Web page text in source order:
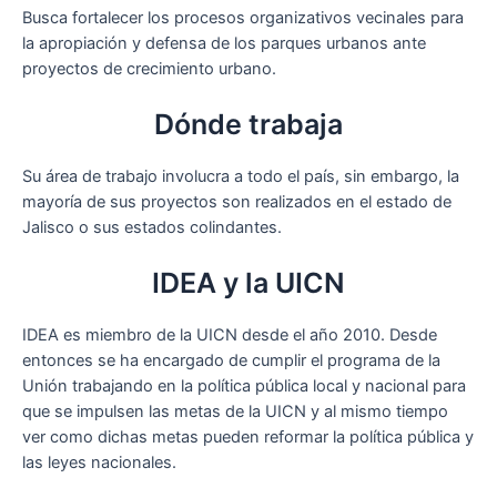
Busca fortalecer los procesos organizativos vecinales para
la apropiación y defensa de los parques urbanos ante
proyectos de crecimiento urbano.
Dónde trabaja
Su área de trabajo involucra a todo el país, sin embargo, la
mayoría de sus proyectos son realizados en el estado de
Jalisco o sus estados colindantes.
IDEA y la UICN
IDEA es miembro de la UICN desde el año 2010. Desde
entonces se ha encargado de cumplir el programa de la
Unión trabajando en la política pública local y nacional para
que se impulsen las metas de la UICN y al mismo tiempo
ver como dichas metas pueden reformar la política pública y
las leyes nacionales.